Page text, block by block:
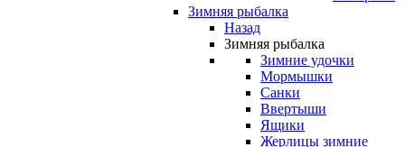
Зимняя рыбалка
Назад
Зимняя рыбалка
Зимние удочки
Мормышки
Санки
Ввертыши
Ящики
Жерлицы зимние